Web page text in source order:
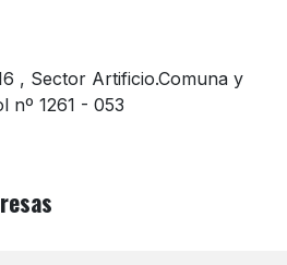
, Sector Artificio.Comuna y
nº 1261 - 053